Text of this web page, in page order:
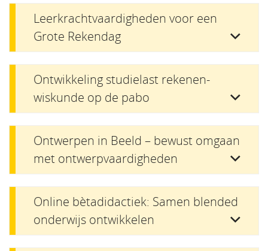
Leerkrachtvaardigheden voor een
Grote Rekendag
Ontwikkeling studielast rekenen-
wiskunde op de pabo
Ontwerpen in Beeld – bewust omgaan
met ontwerpvaardigheden
Online bètadidactiek: Samen blended
onderwijs ontwikkelen